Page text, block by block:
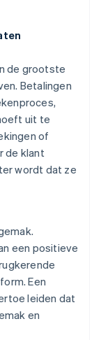
de grootste
Betalingen
uit te
of
de klant
wordt dat ze
een positieve
Een
leiden dat
en